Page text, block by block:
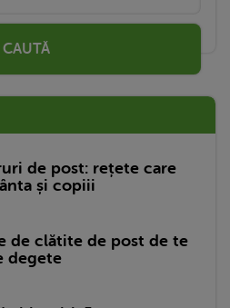
CAUTĂ
de post: rețete care
și copiii
de clătite de post de te
degete